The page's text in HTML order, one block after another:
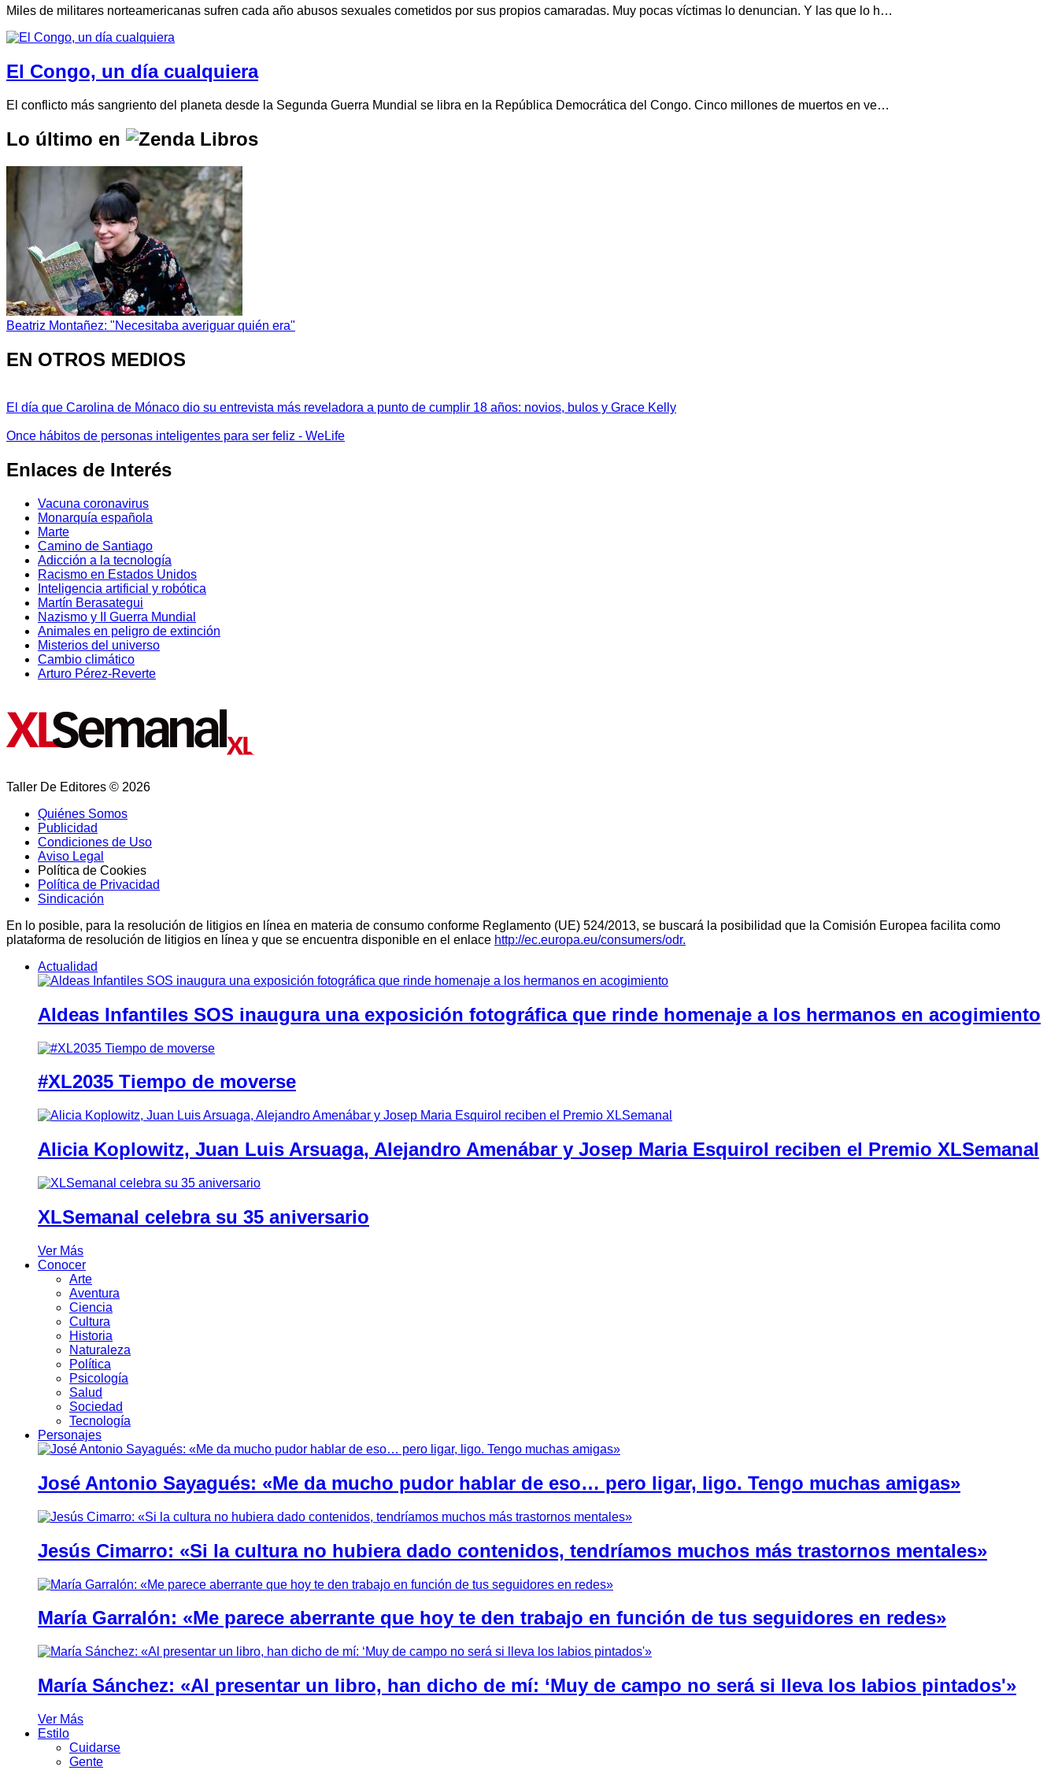
Miles de militares norteamericanas sufren cada año abusos sexuales cometidos por sus propios camaradas. Muy pocas víctimas lo denuncian. Y las que lo h…
El Congo, un día cualquiera
El conflicto más sangriento del planeta desde la Segunda Guerra Mundial se libra en la República Democrática del Congo. Cinco millones de muertos en ve…
Lo último en
Beatriz Montañez: "Necesitaba averiguar quién era"
EN OTROS MEDIOS
El día que Carolina de Mónaco dio su entrevista más reveladora a punto de cumplir 18 años: novios, bulos y Grace Kelly
Once hábitos de personas inteligentes para ser feliz - WeLife
Enlaces de Interés
Vacuna coronavirus
Monarquía española
Marte
Camino de Santiago
Adicción a la tecnología
Racismo en Estados Unidos
Inteligencia artificial y robótica
Martín Berasategui
Nazismo y II Guerra Mundial
Animales en peligro de extinción
Misterios del universo
Cambio climático
Arturo Pérez-Reverte
Taller De Editores © 2026
Quiénes Somos
Publicidad
Condiciones de Uso
Aviso Legal
Política de Cookies
Política de Privacidad
Sindicación
En lo posible, para la resolución de litigios en línea en materia de consumo conforme Reglamento (UE) 524/2013, se buscará la posibilidad que la Comisión Europea facilita como
plataforma de resolución de litigios en línea y que se encuentra disponible en el enlace http://ec.europa.eu/consumers/odr.
Actualidad
Aldeas Infantiles SOS inaugura una exposición fotográfica que rinde homenaje a los hermanos en acogimiento
#XL2035 Tiempo de moverse
Alicia Koplowitz, Juan Luis Arsuaga, Alejandro Amenábar y Josep Maria Esquirol reciben el Premio XLSemanal
XLSemanal celebra su 35 aniversario
Ver Más
Conocer
Arte
Aventura
Ciencia
Cultura
Historia
Naturaleza
Política
Psicología
Salud
Sociedad
Tecnología
Personajes
José Antonio Sayagués: «Me da mucho pudor hablar de eso… pero ligar, ligo. Tengo muchas amigas»
Jesús Cimarro: «Si la cultura no hubiera dado contenidos, tendríamos muchos más trastornos mentales»
María Garralón: «Me parece aberrante que hoy te den trabajo en función de tus seguidores en redes»
María Sánchez: «Al presentar un libro, han dicho de mí: ‘Muy de campo no será si lleva los labios pintados'»
Ver Más
Estilo
Cuidarse
Gente